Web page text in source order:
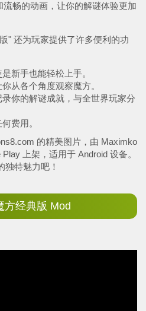
流畅的动画，让你的解谜体验更加
" 还为玩家提供了许多便利的功
新手也能轻松上手。
从各个角度观察魔方。
你的解谜成就，与全世界玩家分
费用。
的精美图片，由 Maximko
上架，适用于 Android 设备。
独特魅力吧！
经典版 Mod